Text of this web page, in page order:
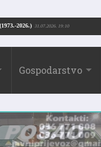
Drago Borić (1973.-2026.) 31.07.2026. 19:10
Gospodarstvo